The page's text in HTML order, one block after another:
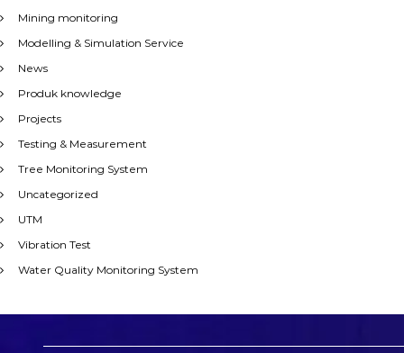
Mining monitoring
Modelling & Simulation Service
News
Produk knowledge
Projects
Testing & Measurement
Tree Monitoring System
Uncategorized
UTM
Vibration Test
Water Quality Monitoring System